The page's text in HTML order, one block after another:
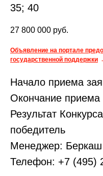
35; 40
27 800 000 руб.
Объявление на портале
государственной поддержки
Начало приема
Окончание приема
Результат
победитель
Менеджер:
Телефон: +7 (495)